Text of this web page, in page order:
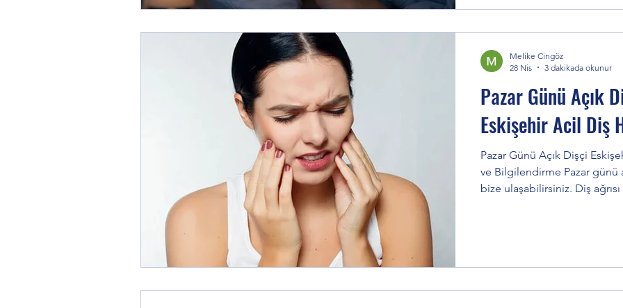
Ağız Kokusu Nedenleri ve Tedavisi Alveolit ve Tedavisi Diş Post Tedavisi:
yapılmaktadır. Sessiz Ortam
Hissettirebilir mi? Evet.
Pazar Günü Açık
Eskişehir Acil Diş
Pazar Günü Açık Dişçi
ve Bilgilendirme Pazar günü
bize ulaşabilirsiniz. Diş
gibi aramalar bu noktada
Eskişehir’
Melike Cingöz
28 Nis
3 dakikada okunur